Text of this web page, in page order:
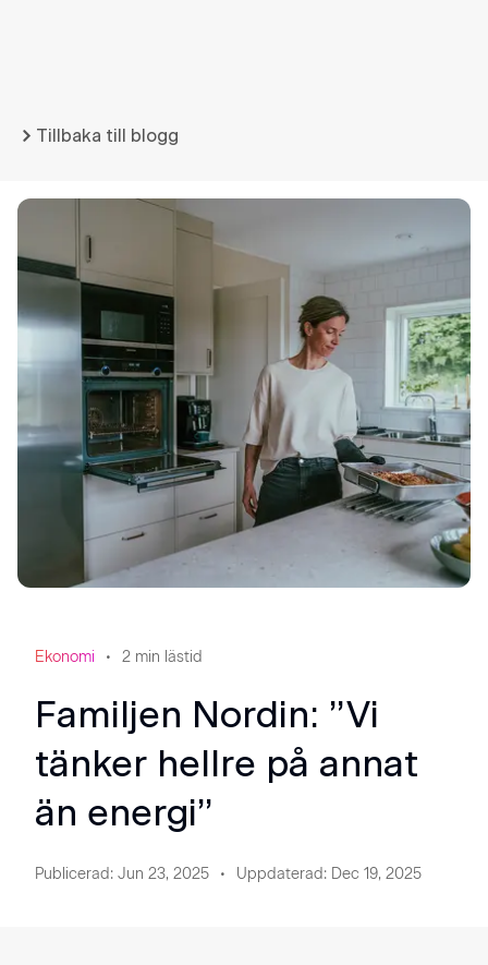
Tillbaka till blogg
Ekonomi 2 min lästid
Familjen Nordin: ”Vi
tänker hellre på annat
än energi”
Publicerad: Jun 23, 2025 Uppdaterad: Dec 19, 2025